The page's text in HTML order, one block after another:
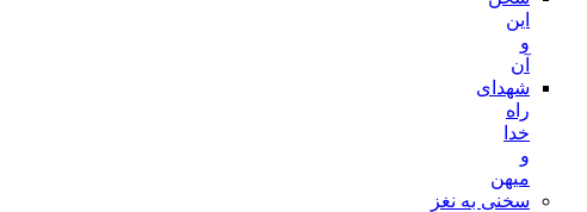
این
و
آن
شهدای
راه
خدا
و
میهن
سخنی به نغز